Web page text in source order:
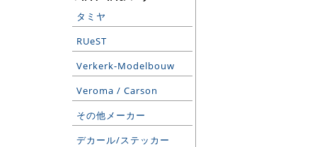
タミヤ
RUeST
Verkerk-Modelbouw
Veroma / Carson
その他メーカー
デカール/ステッカー